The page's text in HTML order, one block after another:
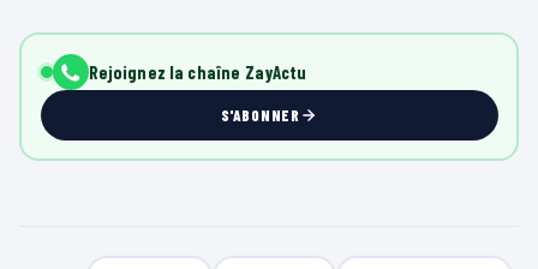
Rejoignez la chaîne ZayActu
S'ABONNER